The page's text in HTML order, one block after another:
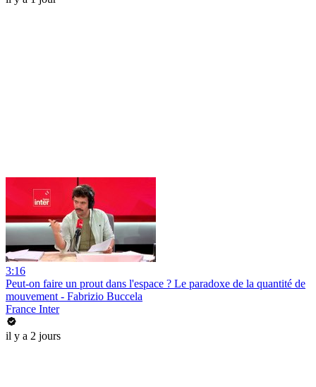
3:16
Peut-on faire un prout dans l'espace ? Le paradoxe de la quantité de
mouvement - Fabrizio Buccela
France Inter
il y a 2 jours